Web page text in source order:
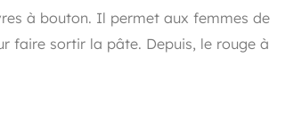
à bouton. Il permet aux femmes de
faire sortir la pâte. Depuis, le rouge à